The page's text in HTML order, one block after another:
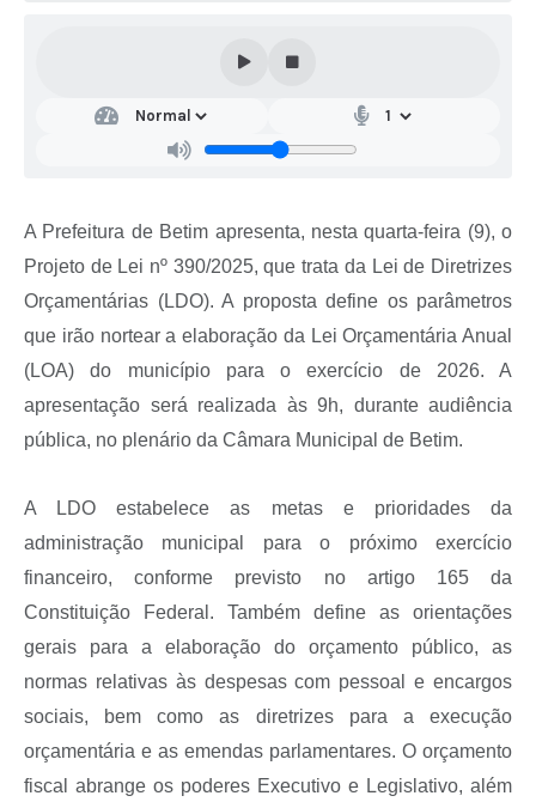
A Prefeitura de Betim apresenta, nesta quarta-feira (9), o
Projeto de Lei nº 390/2025, que trata da Lei de Diretrizes
Orçamentárias (LDO). A proposta define os parâmetros
que irão nortear a elaboração da Lei Orçamentária Anual
(LOA) do município para o exercício de 2026. A
apresentação será realizada às 9h, durante audiência
pública, no plenário da Câmara Municipal de Betim.
A LDO estabelece as metas e prioridades da
administração municipal para o próximo exercício
financeiro, conforme previsto no artigo 165 da
Constituição Federal. Também define as orientações
gerais para a elaboração do orçamento público, as
normas relativas às despesas com pessoal e encargos
sociais, bem como as diretrizes para a execução
orçamentária e as emendas parlamentares. O orçamento
fiscal abrange os poderes Executivo e Legislativo, além